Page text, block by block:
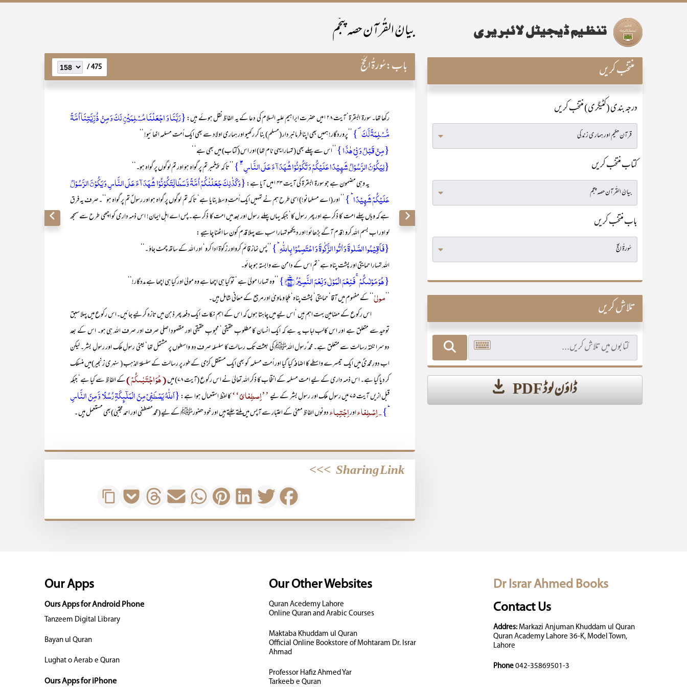
بیانُ القُرآن حصہ پنجم
باب:سُورۃُ الحَجّ 475 /
رکھا تھا۔ سورۃ البقرۃ‘ آیت ۱۲۸میں حضرت ابراہیم علیہ السلام کی دعا کے یہ الفاظ نقل ہوئے ہیں:
{رَبَّنَا وَ اجۡعَلۡنَا مُسۡلِمَیۡنِ لَکَ وَ مِنۡ ذُرِّیَّتِنَاۤ اُمَّۃً
مُّسۡلِمَۃً لَّکَ ۪} ’’پروردگار! ہمیں بھی اپنا فرمانبردار (مسلم) بنا کر رکھیو اور ہماری اولاد سے بھی ایک اُمت مسلمہ اٹھائیو! ‘‘
{مِنۡ قَبۡلُ وَ فِیۡ ہٰذَا } ’’اس سے پہلے بھی (تمہارا یہی نام تھا) اور اس (کتاب) میں بھی ہے‘ ‘
{لِیَکُوۡنَ الرَّسُوۡلُ شَہِیۡدًا عَلَیۡکُمۡ وَ تَکُوۡنُوۡا شُہَدَآءَ عَلَی النَّاسِ ۚۖ } ’’تا کہ پیغمبر تم پر گواہ ہو اور تم لوگوں پر گواہ ہو۔‘‘
یہ وہی مضمون ہے جو سورۃ البقرۃ کی آیت ۱۴۳میں آیا ہے:
{وَ کَذٰلِکَ جَعَلۡنٰکُمۡ اُمَّۃً وَّسَطًا لِّتَکُوۡنُوۡا شُہَدَآءَ عَلَی النَّاسِ وَ یَکُوۡنَ الرَّسُوۡلُ
عَلَیۡکُمۡ شَہِیۡدًا ؕ } ’’ اور (اے مسلمانو!) اسی طرح ہم نے تمہیں ایک اُمت ِوسط بنایا ہے‘ تا کہ تم لوگوں پر گواہ ہو اور رسولؐ تم پر گواہ ہو‘‘۔صرف یہ فرق
ہے کہ وہاں پہلے امت کا ذکر ہے اور پھر رسول کا‘ جبکہ یہاں پہلے رسول اور بعد میں امت کا ذکر ہے۔پس اے اہل ایمان! اس ذمہ داری کو اچھی طرح سے سمجھ
لو اور اب بسم اللہ کرو !قدم آگے بڑھائو! اور دیکھوتمہارا سب سے پہلا قدم کون سا اٹھنا چاہیے :
{فَاَقِیۡمُوا الصَّلٰوۃَ وَ اٰتُوا الزَّکٰوۃَ وَ اعۡتَصِمُوۡا بِاللّٰہِ ؕ} ’’پس نماز قائم کرواور زکوٰۃ ادا کرو‘ اور اللہ کے ساتھ چمٹ جاؤ ۔‘‘
اللہ تمہارا حمایتی اور پشت پناہ ہے‘ تم اس کے دامن سے وابستہ ہو جائو۔
{ہُوَ مَوۡلٰىکُمۡ ۚ فَنِعۡمَ الۡمَوۡلٰی وَ نِعۡمَ النَّصِیۡرُ ﴿٪۷۸﴾}
’’وہ تمہارا مولیٰ ہے ‘ تو کیا ہی اچھا ہے وہ مولیٰ اور کیا ہی اچھا ہے مددگار!‘‘
مولیٰ‘‘ کے مفہوم میں آقا‘ حمایتی‘ پشت پناہ‘ ملجا و ماویٰ اور مرجع کے معانی شامل ہیں۔
اس رکوع کے مضامین بہت اہم ہیں ‘اس لیے میں چاہتا ہوں کہ اس کے اہم نکات ایک دفعہ پھر ذہن میں تازہ کر لیے جائیں۔اس رکوع میں پہلا سبق
توحید سے متعلق ہے اور اس کالب لباب یہ ہے کہ ایک انسان کا مطلوبِ حقیقی‘ محبوبِ حقیقی اور مقصودِ اصلی صرف اور صرف اللہ ہی ہو۔ اس کے بعد
دوسرا نکتہ رسالت سے متعلق ہے۔ محمد ٌرسول اللہﷺ کی بعثت تک رسالت کا سلسلہ صرف دو واسطوں پر مشتمل تھا‘ یعنی رسولِ ملک اور رسولِ بشر۔ لیکن
اب دورِمحمدیؐ میں ایک تیسرے واسطے کا اضافہ کیا گیا اور اُمت مسلمہ کو بھی ایک مستقل کڑی کے طور پر رسالت کے سلسلۃ الذہب ( سنہری زنجیر)میں منسلک
کر دیا گیا ہے۔ اس ذمہ داری کے لیے امت مسلمہ کے انتخاب کا ذکر اللہ تعالیٰ نے اس رکوع (آیت ۷۸) میں
(ہُوَ اجۡتَبٰىکُمۡ)کے الفاظ سے کیا ہے‘ جبکہ
قبل ازیں آیت ۷۵ میں رسولِ ملک اور رسولِ بشر کے لیے
’’اِصطِفائ‘‘کا لفظ استعمال ہوا ہے:{اَللّٰہُ یَصۡطَفِیۡ مِنَ الۡمَلٰٓئِکَۃِ رُسُلًا وَّ مِنَ النَّاسِ
ؕ}۔ اِصْطِفاءاوراِجْتِباءدونوں الفاظ معنی کے اعتبار سے آپس میں ملتے جلتے ہیں اور خود حضورﷺ کے لیے (محمدمصطفی اور احمد مجتبیٰ)بھی مستعمل ہیں ۔
Sharing Link
>>>
منتخب کریں
درجہ بندی (کٹیگری) منتخب کریں
کتاب منتخب کریں
باب منتخب کریں
تلاش کریں
ڈاؤن لوڈ PDF
Dr Israr Ahmed Books
Contact Us
Addres:Markazi Anjuman Khuddam ul Quran
Quran Academy Lahore 36-K, Model Town,
Lahore
Phone 042-35869501-3
Our Other Websites
Quran Acedemy Lahore
Online Quran and Arabic Courses
Maktaba Khuddam ul Quran
Official Online Bookstore of Mohtaram Dr. Israr
Ahmad
Professor Hafiz Ahmed Yar
Tarkeeb e Quran
Our Apps
Ours Apps for Android Phone
Tanzeem Digital Library
Bayan ul Quran
Lughat o Aerab e Quran
Ours Apps for iPhone